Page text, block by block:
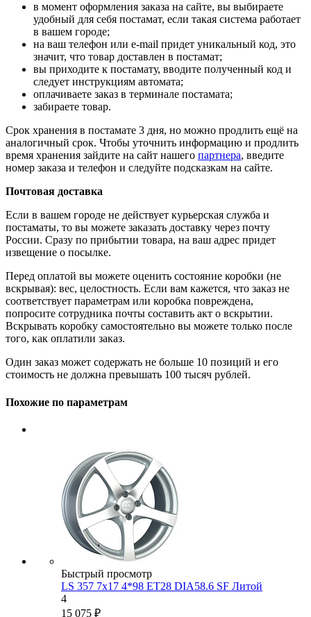
в момент оформления заказа на сайте, вы выбираете
удобный для себя постамат, если такая система работает
в вашем городе;
на ваш телефон или e-mail придет уникальный код, это
значит, что товар доставлен в постамат;
вы приходите к постамату, вводите полученный код и
следует инструкциям автомата;
оплачиваете заказ в терминале постамата;
забираете товар.
Срок хранения в постамате 3 дня, но можно продлить ещё на
аналогичный срок. Чтобы уточнить информацию и продлить
время хранения зайдите на сайт нашего партнера, введите
номер заказа и телефон и следуйте подсказкам на сайте.
Почтовая доставка
Если в вашем городе не действует курьерская служба и
постаматы, то вы можете заказать доставку через почту
России. Сразу по прибытии товара, на ваш адрес придет
извещение о посылке.
Перед оплатой вы можете оценить состояние коробки (не
вскрывая): вес, целостность. Если вам кажется, что заказ не
соответствует параметрам или коробка повреждена,
попросите сотрудника почты составить акт о вскрытии.
Вскрывать коробку самостоятельно вы можете только после
того, как оплатили заказ.
Один заказ может содержать не больше 10 позиций и его
стоимость не должна превышать 100 тысяч рублей.
Похожие по параметрам
Быстрый просмотр
LS 357 7x17 4*98 ET28 DIA58.6 SF Литой
4
15 075 ₽